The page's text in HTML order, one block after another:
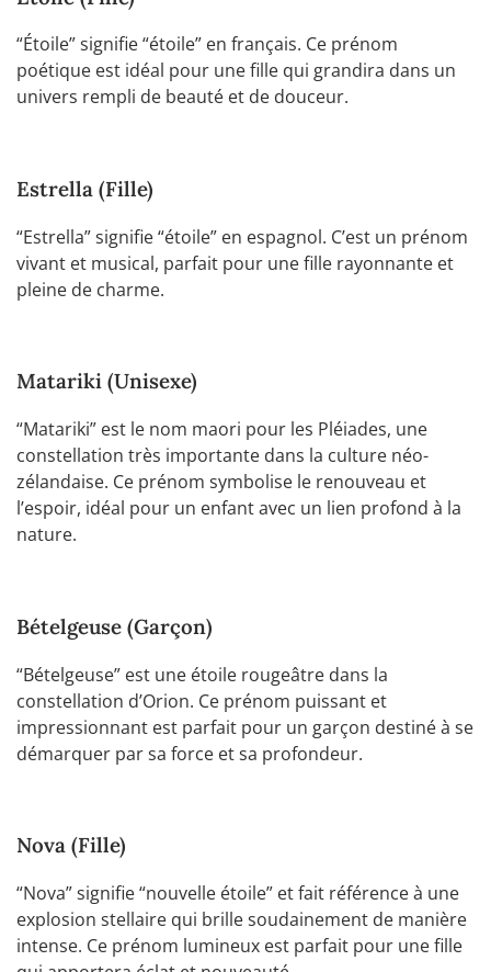
“Étoile” signifie “étoile” en français. Ce prénom
poétique est idéal pour une fille qui grandira dans un
univers rempli de beauté et de douceur.
Estrella (Fille)
“Estrella” signifie “étoile” en espagnol. C’est un prénom
vivant et musical, parfait pour une fille rayonnante et
pleine de charme.
Matariki (Unisexe)
“Matariki” est le nom maori pour les Pléiades, une
constellation très importante dans la culture néo-
zélandaise. Ce prénom symbolise le renouveau et
l’espoir, idéal pour un enfant avec un lien profond à la
nature.
Bételgeuse (Garçon)
“Bételgeuse” est une étoile rougeâtre dans la
constellation d’Orion. Ce prénom puissant et
impressionnant est parfait pour un garçon destiné à se
démarquer par sa force et sa profondeur.
Nova (Fille)
“Nova” signifie “nouvelle étoile” et fait référence à une
explosion stellaire qui brille soudainement de manière
intense. Ce prénom lumineux est parfait pour une fille